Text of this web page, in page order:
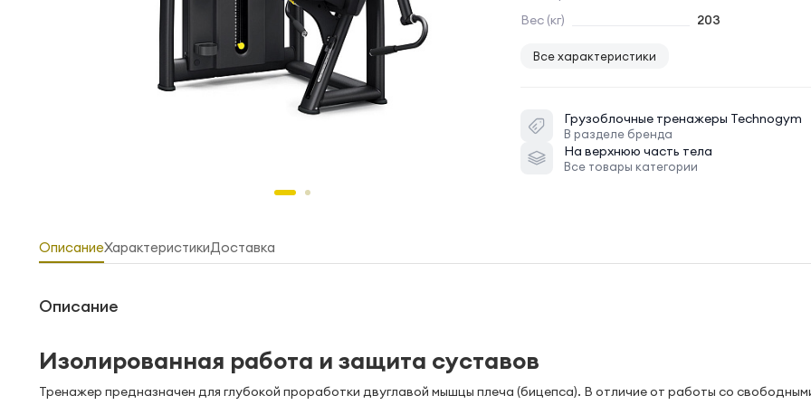
Вес (кг)
203
Все характеристики
Грузоблочные тренажеры Technogym
В разделе бренда
На верхнюю часть тела
Все товары категории
ОписаниеХарактеристикиДоставка
Описание
Изолированная работа и защита суставов
Тренажер предназначен для глубокой проработки двуглавой мышцы плеча (бицепса). В отличие от работы со